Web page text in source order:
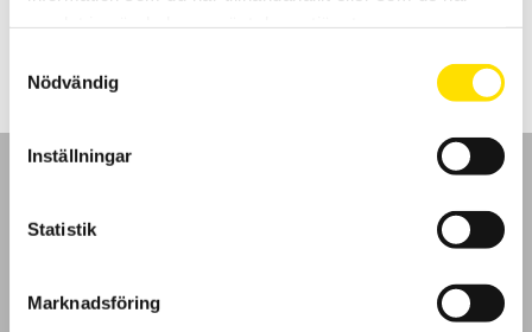
Nödvändig
Inställningar
Statistik
Marknadsföring